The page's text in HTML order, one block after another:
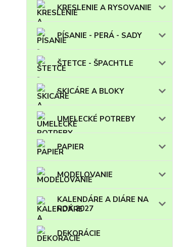
KRESLENIE A RYSOVANIE
PÍSANIE - PERÁ - SADY
ŠTETCE - ŠPACHTLE
SKICÁRE A BLOKY
UMELECKÉ POTREBY
PAPIER
MODELOVANIE
KALENDÁRE A DIÁRE NA
ROK 2027
DEKORÁCIE